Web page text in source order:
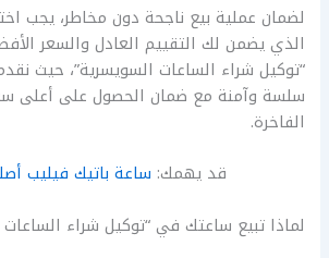
لضمان عملية بيع ناجحة دون مخاطر، يجب
الذي يضمن لك التقييم العادل والسعر
“توكيل شراء الساعات السويسرية”، حيث
سلسة وآمنة مع ضمان الحصول على أعلى
الفاخرة.
قد يهمك: ساعة باتيك فيليب
لماذا تبيع ساعتك في “توكيل شراء